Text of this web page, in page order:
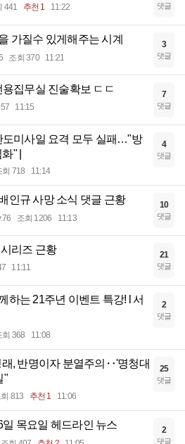
441 추천 1 11:22 댓글
가질수 있게해주는 시계
조회 370 11:21
3
댓글
집무실 진술확보 ㄷㄷ
11:15
7
댓글
도미사일 요격 모두 실패…"방
" |
회 718 11:14
4
댓글
인규 사망 소식 댓글 근황
조회 1206 11:13
10
댓글
리즈 근황
11:11
21
댓글
하는 21주년 이벤트 특강! l 서
회 368 11:08
2
댓글
래, 반명이자 분열주의‥'명청대
"
813 추천 1 11:06
25
댓글
일 목요일 헤드라인 뉴스 2
댓글